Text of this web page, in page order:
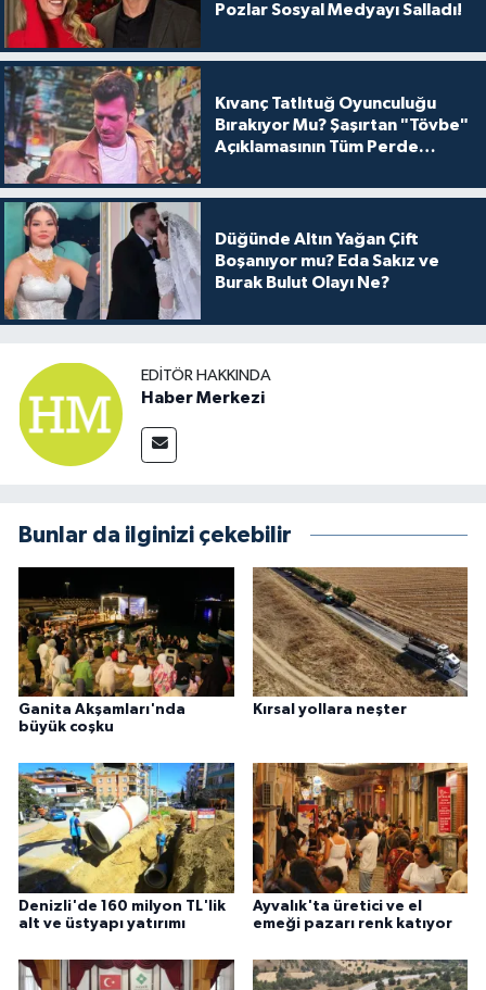
Pozlar Sosyal Medyayı Salladı!
Kıvanç Tatlıtuğ Oyunculuğu
Bırakıyor Mu? Şaşırtan "Tövbe"
Açıklamasının Tüm Perde
Düğünde Altın Yağan Çift
Boşanıyor mu? Eda Sakız ve
Burak Bulut Olayı Ne?
EDITÖR HAKKINDA
Haber Merkezi
Bunlar da ilginizi çekebilir
Ganita Akşamları'nda
büyük coşku
Kırsal yollara neşter
Denizli'de 160 milyon TL'lik
alt ve üstyapı yatırımı
Ayvalık'ta üretici ve el
emeği pazarı renk katıyor